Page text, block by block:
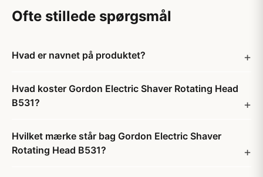
Ofte stillede spørgsmål
Hvad er navnet på produktet?
Hvad koster Gordon Electric Shaver Rotating Head
B531?
Hvilket mærke står bag Gordon Electric Shaver
Rotating Head B531?